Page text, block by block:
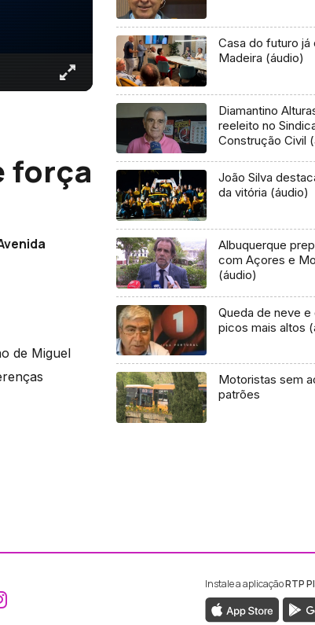
força
de Miguel
Casa do futuro já
Madeira (áudio)
Diamantino
reeleito no
Construção Civil
João Silva
da vitória (áudio)
Albuquerque
com Açores e
(áudio)
Queda de neve e
picos mais altos
Motoristas sem
patrões
ao Facebook da RTP Madeira
Aceder ao Instagram da RTP
Instale a aplicaçãoRTP